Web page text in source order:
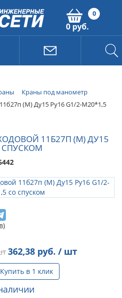
0
0 руб.
Краны под манометр
(М) Ду15 Ру16 G1/2-М20*1,5
11Б27П (М) ДУ15
СПУСКОМ
362,38руб. / шт
Купить в 1 клик